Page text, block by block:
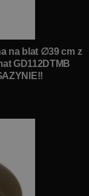
na blat ∅39 cm z
GD112DTMB